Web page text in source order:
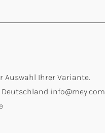
Auswahl Ihrer Variante.
Deutschland info@mey.com